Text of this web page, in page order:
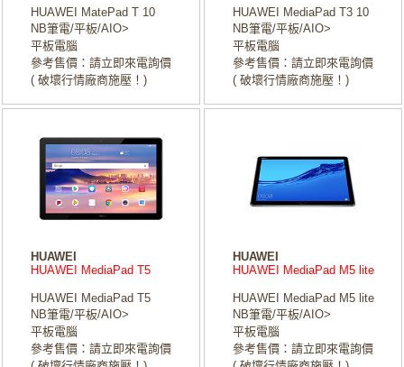
HUAWEI MatePad T 10
NB筆電/平板/AIO>
平板電腦
參考售價：請立即來電詢價
( 破壞行情廠商施壓！)
HUAWEI MediaPad T3 10
NB筆電/平板/AIO>
平板電腦
參考售價：請立即來電詢價
( 破壞行情廠商施壓！)
HUAWEI
HUAWEI MediaPad T5
HUAWEI MediaPad T5
NB筆電/平板/AIO>
平板電腦
參考售價：請立即來電詢價
HUAWEI
HUAWEI MediaPad M5 lite
HUAWEI MediaPad M5 lite
NB筆電/平板/AIO>
平板電腦
參考售價：請立即來電詢價